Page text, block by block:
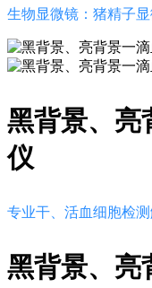
生物显微镜：猪精子
黑背景、亮
仪
专业干、活血细胞检
黑背景、亮